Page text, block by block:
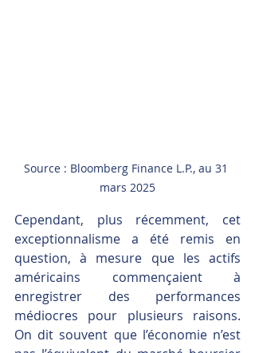
Source : Bloomberg Finance L.P., au 31
mars 2025
Cependant, plus récemment, cet
exceptionnalisme a été remis en
question, à mesure que les actifs
américains commençaient à
enregistrer des performances
médiocres pour plusieurs raisons.
On dit souvent que l’économie n’est